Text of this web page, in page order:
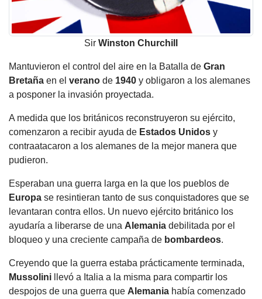
Sir Winston Churchill
Mantuvieron el control del aire en la Batalla de Gran
Bretaña en el verano de 1940 y obligaron a los alemanes
a posponer la invasión proyectada.
A medida que los británicos reconstruyeron su ejército,
comenzaron a recibir ayuda de Estados Unidos y
contraatacaron a los alemanes de la mejor manera que
pudieron.
Esperaban una guerra larga en la que los pueblos de
Europa se resintieran tanto de sus conquistadores que se
levantaran contra ellos. Un nuevo ejército británico los
ayudaría a liberarse de una Alemania debilitada por el
bloqueo y una creciente campaña de bombardeos.
Creyendo que la guerra estaba prácticamente terminada,
Mussolini llevó a Italia a la misma para compartir los
despojos de una guerra que Alemania había comenzado